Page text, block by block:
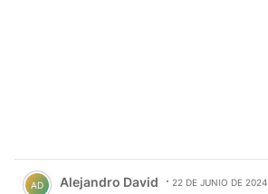
Comentario de Alejandro David.
AD Alejandro David 22 DE JUNIO DE 2024